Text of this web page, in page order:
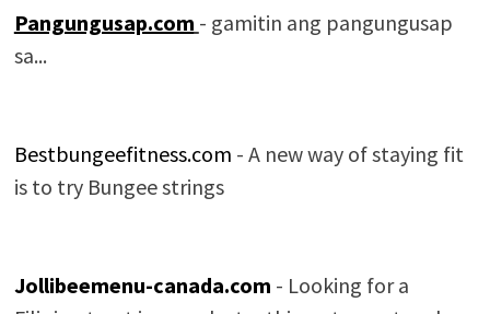
Pangungusap.com - gamitin ang pangungusap
sa...
Bestbungeefitness.com - A new way of staying fit
is to try Bungee strings
Jollibeemenu-canada.com - Looking for a